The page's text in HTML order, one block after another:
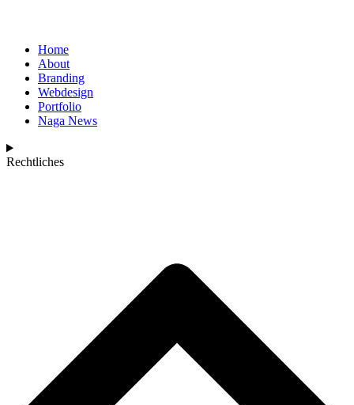
Home
About
Branding
Webdesign
Portfolio
Naga News
Rechtliches